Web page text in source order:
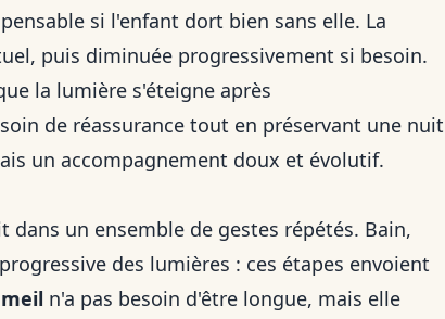
si l'enfant dort bien sans elle. La
puis diminuée progressivement si besoin.
la lumière s'éteigne après
de réassurance tout en préservant une nuit
un accompagnement doux et évolutif.
un ensemble de gestes répétés. Bain,
des lumières : ces étapes envoient
n'a pas besoin d'être longue, mais elle